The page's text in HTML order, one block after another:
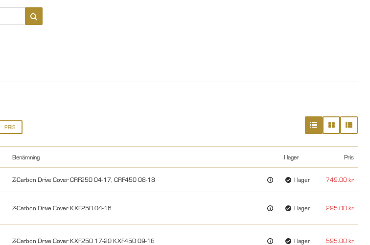
PRIS
Benämning I lager Pris
Z-Carbon Drive Cover CRF250 04-17, CRF450 08-18 I lager 749.00
Z-Carbon Drive Cover KXF250 04-16 I lager 295.00
Z-Carbon Drive Cover KXF250 17-20 KXF450 09-18 I lager 595.00